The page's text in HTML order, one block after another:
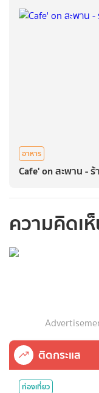
อาหาร
Cafe' on สะพาน -
ความคิดเ
ติดกระแส
ท่องเที่ยว